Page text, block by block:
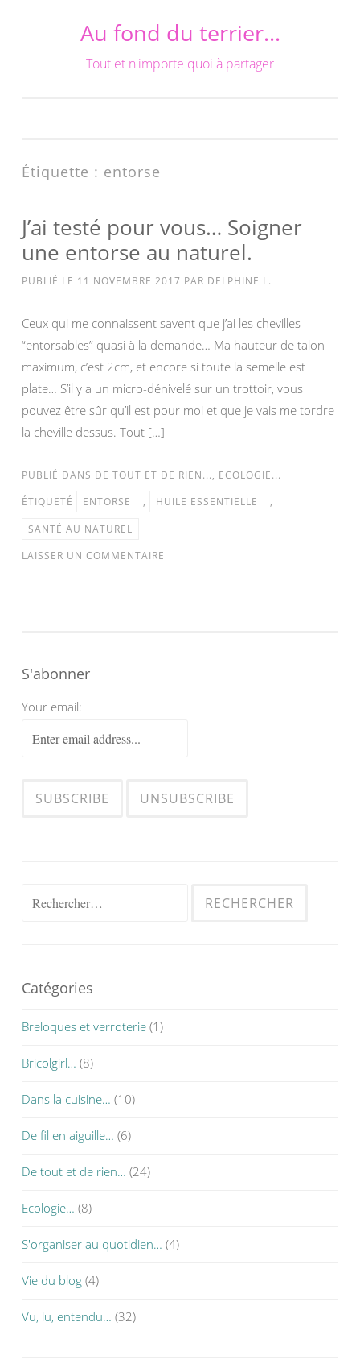
Au fond du terrier…
Tout et n'importe quoi à partager
Étiquette : entorse
J’ai testé pour vous… Soigner
une entorse au naturel.
PUBLIÉ LE 11 NOVEMBRE 2017 PAR DELPHINE L.
Ceux qui me connaissent savent que j’ai les chevilles
“entorsables” quasi à la demande… Ma hauteur de talon
maximum, c’est 2cm, et encore si toute la semelle est
plate… S’il y a un micro-dénivelé sur un trottoir, vous
pouvez être sûr qu’il est pour moi et que je vais me tordre
la cheville dessus. Tout […]
PUBLIÉ DANS DE TOUT ET DE RIEN..., ECOLOGIE...
ÉTIQUETÉ
ENTORSE , HUILE ESSENTIELLE
,
SANTÉ AU NATUREL
LAISSER UN COMMENTAIRE
S'abonner
Your email:
Rechercher :
Catégories
Breloques et verroterie (1)
Bricolgirl… (8)
Dans la cuisine… (10)
De fil en aiguille… (6)
De tout et de rien… (24)
Ecologie… (8)
S'organiser au quotidien… (4)
Vie du blog (4)
Vu, lu, entendu… (32)